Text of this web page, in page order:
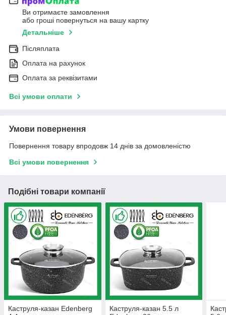
Ви отримаєте замовлення
або гроші повернуться на вашу картку
Детальніше
Післяплата
Оплата на рахунок
Оплата за реквізитами
Всі умови оплати
Умови повернення
Повернення товару впродовж 14 днів за домовленістю
Всі умови повернення
Подібні товари компанії
Каструля-казан Edenberg
Каструля-казан 5.5 л